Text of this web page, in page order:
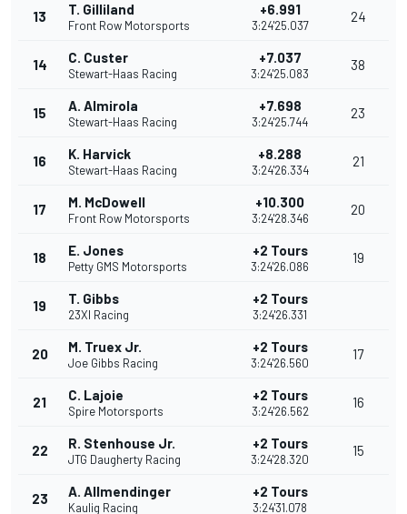
13 T. Gilliland
Front Row Motorsports
+6.991
3:24'25.037
24
14 C. Custer
Stewart-Haas Racing
+7.037
3:24'25.083
38
15 A. Almirola
Stewart-Haas Racing
+7.698
3:24'25.744
23
16 K. Harvick
Stewart-Haas Racing
+8.288
3:24'26.334
21
17 M. McDowell
Front Row Motorsports
+10.300
3:24'28.346
20
18 E. Jones
Petty GMS Motorsports
+2 Tours
3:24'26.086
19
19 T. Gibbs
23XI Racing
+2 Tours
3:24'26.331
20 M. Truex Jr.
Joe Gibbs Racing
+2 Tours
3:24'26.560
17
21 C. Lajoie
Spire Motorsports
+2 Tours
3:24'26.562
16
22 R. Stenhouse Jr.
JTG Daugherty Racing
+2 Tours
3:24'28.320
15
23 A. Allmendinger
Kaulig Racing
+2 Tours
3:24'31.078